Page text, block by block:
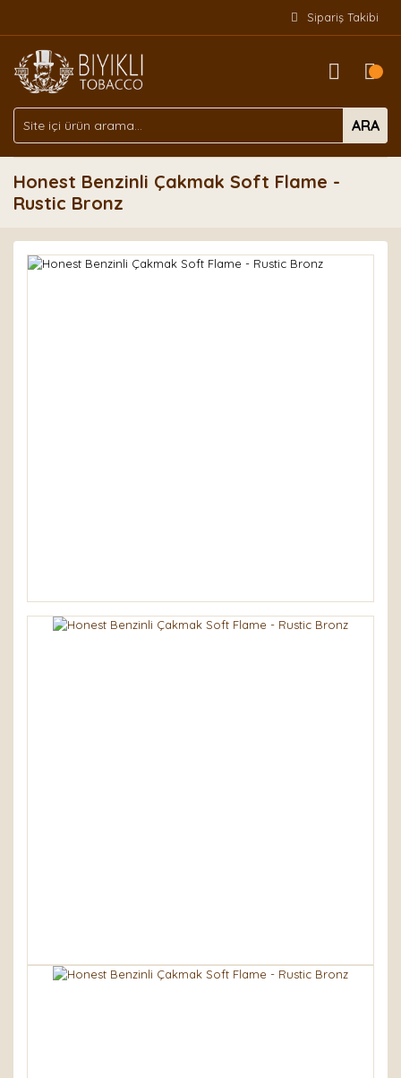
Sipariş Takibi
ARA
Honest Benzinli Çakmak Soft Flame -
Rustic Bronz